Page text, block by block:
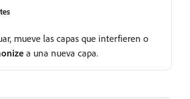
mueve las capas que interfieren o
a una nueva capa.